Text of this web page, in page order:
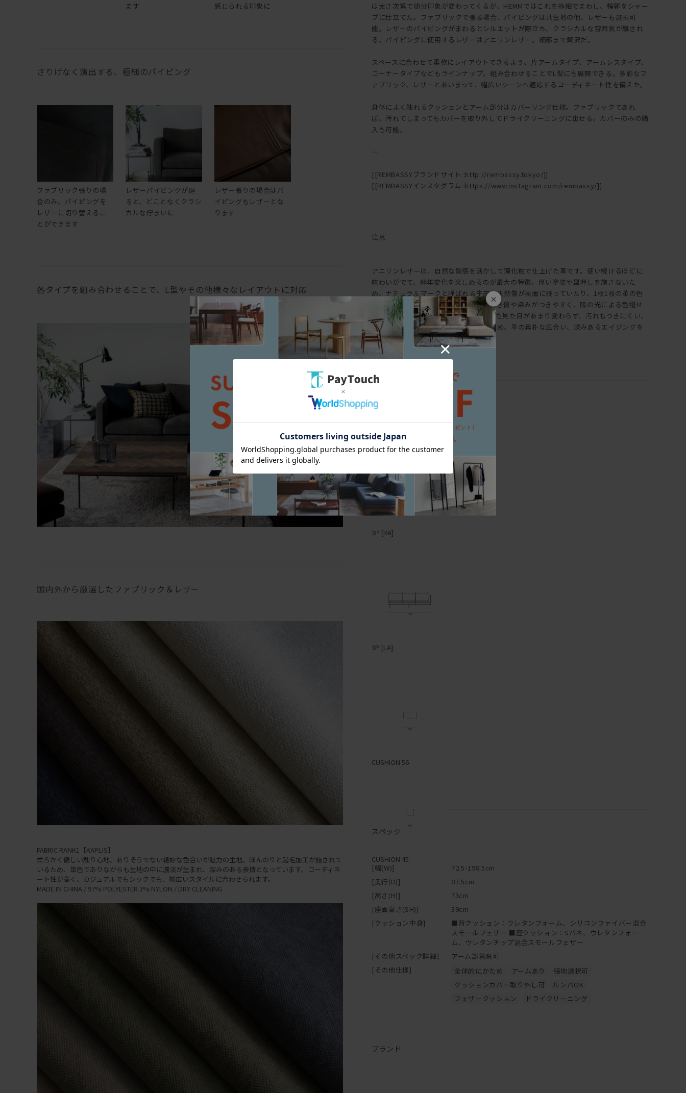
×
ます
感じられる印象に
さりげなく演出する、極細のパイピング
ファブリック張りの場
合のみ、パイピングを
レザーに切り替えるこ
とができます
レザーパイピングが廻
ると、どことなくクラシ
カルな佇まいに
レザー張りの場合はパ
イピングもレザーとな
ります
各タイプを組み合わせることで、L型やその他様々なレイアウトに対応
国内外から厳選したファブリック＆レザー
FABRIC RANK1【KAPLIS】
柔らかく優しい触り心地、ありそうでない絶妙な色合いが魅力の生地。ほんのりと起毛加工が施されて
いるため、単色でありながらも生地の中に濃淡が生まれ、深みのある表情となっています。コーディネ
ート性が高く、カジュアルでもシックでも、幅広いスタイルに合わせられます。
MADE IN CHINA / 97% POLYESTER 3% NYLON / DRY CLEANING
は太さ次第で随分印象が変わってくるが、HEMMではこれを極細でまわし、輪郭をシャー
プに仕立てた。ファブリックで張る場合、パイピングは共生地の他、レザーも選択可
能。レザーのパイピングがまわるとシルエットが際立ち、クラシカルな雰囲気が醸され
る。パイピングに使用するレザーはアニリンレザー。細部まで贅沢だ。
スペースに合わせて柔軟にレイアウトできるよう、片アームタイプ、アームレスタイプ、
コーナータイプなどもラインナップ。組み合わせることでL型にも展開できる。多彩なフ
ァブリック、レザーとあいまって、幅広いシーンへ適応するコーディネート性を備えた。
身体によく触れるクッションとアーム部分はカバーリング仕様。ファブリックであれ
ば、汚れてしまってもカバーを取り外してドライクリーニングに出せる。カバーのみの購
入も可能。
[[REMBASSYブランドサイト::http://rembassy.tokyo/]]
[[REMBASSYインスタグラム::https://www.instagram.com/rembassy/]]
注意
アニリンレザーは、自然な質感を活かして薄化粧で仕上げた革です。使い続けるほどに
味わいがでて、経年変化を楽しめるのが最大の特徴。厚い塗装や型押しを施さないた
め、ナチュラルマークと呼ばれる牛皮の天然傷が表面に残っていたり、1枚1枚の革の色
味にバラつきがあります。また、ひっかき傷や染みがつきやすく、陽の光による色褪せ
も生じます。均一な表面で、使い続けても見た目があまり変わらず、汚れもつきにくい、
というような一般的な革とは全く違うため、革の素朴な風合い、深みあるエイジングを
求める方におすすめです。
三面図
3P [RA]
3P [LA]
CUSHION 56
CUSHION 45
スペック
[幅(W)]
72.5-198.5cm
[奥行(D)]
87.5cm
[高さ(H)]
73cm
[座面高さ(SH)]
39cm
[クッション中身]
■背クッション：ウレタンフォーム、シリコンファイバー混合
スモールフェザー ■座クッション：Sバネ、ウレタンフォー
ム、ウレタンチップ混合スモールフェザー
[その他スペック詳細]
アーム部着脱可
[その他仕様]
全体的にかため アームあり
張地選択可
クッションカバー取り外し可
ルンバOK
フェザークッション
ドライクリーニング
ブランド